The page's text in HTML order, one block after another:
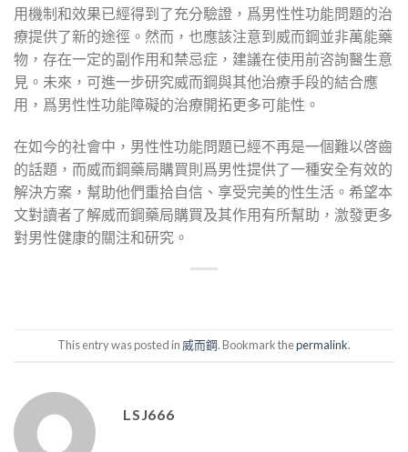
用機制和效果已經得到了充分驗證，爲男性性功能問題的治
療提供了新的途徑。然而，也應該注意到威而鋼並非萬能藥
物，存在一定的副作用和禁忌症，建議在使用前咨詢醫生意
見。未來，可進一步研究威而鋼與其他治療手段的結合應
用，爲男性性功能障礙的治療開拓更多可能性。
在如今的社會中，男性性功能問題已經不再是一個難以啓齒
的話題，而威而鋼藥局購買則爲男性提供了一種安全有效的
解決方案，幫助他們重拾自信、享受完美的性生活。希望本
文對讀者了解威而鋼藥局購買及其作用有所幫助，激發更多
對男性健康的關注和研究。
This entry was posted in 威而鋼. Bookmark thepermalink.
LSJ666